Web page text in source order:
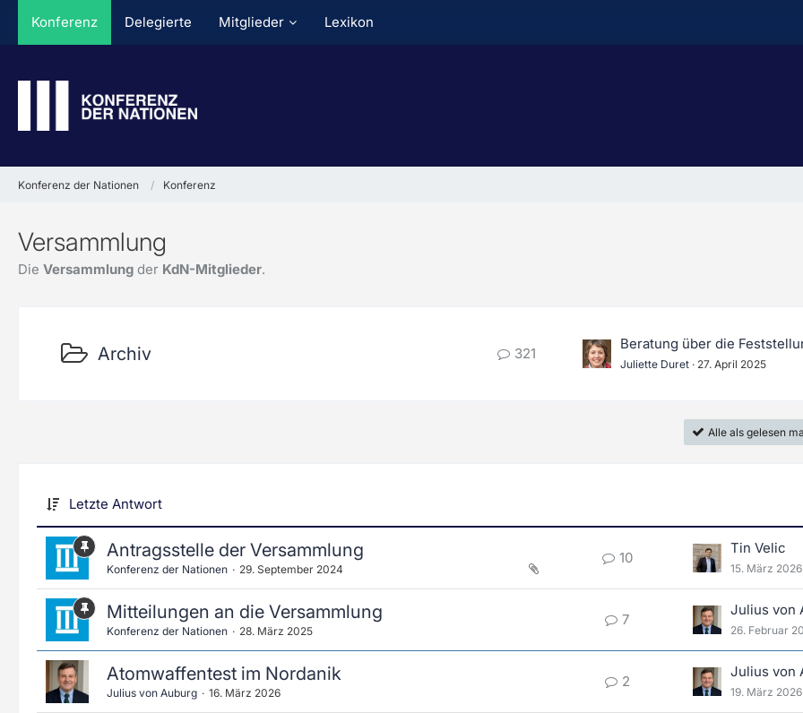
Konferenz Delegierte Mitglieder Lexikon
Konferenz der Nationen Konferenz
Versammlung
Die Versammlung der KdN-Mitglieder.
Archiv 321
Juliette Duret 27. April 2025
Alle als gelesen
Letzte Antwort
Antragsstelle der Versammlung
Konferenz der Nationen 29. September 2024
10
Tin Velic
15. März 2026
Mitteilungen an die Versammlung
Konferenz der Nationen 28. März 2025
7
Julius von
26. Februar
Atomwaffentest im Nordanik
Julius von Auburg 16. März 2026
2
Julius von
19. März 2026